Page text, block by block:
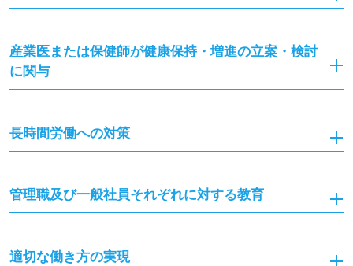
産業医または保健師が健康保持・増進の立案・検討
に関与
長時間労働への対策
管理職及び一般社員それぞれに対する教育
適切な働き方の実現